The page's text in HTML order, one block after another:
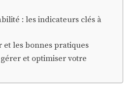
: les indicateurs clés à
et les bonnes pratiques
gérer et optimiser votre